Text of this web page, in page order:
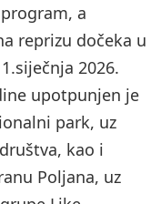
a
reprizu dočeka u
2026.
upotpunjen je
park, uz
kao i
Poljana, uz